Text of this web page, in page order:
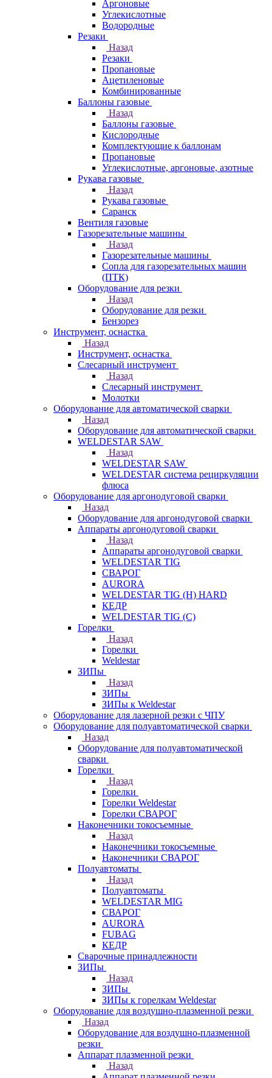
Аргоновые
Углекислотные
Водородные
Резаки
Назад
Резаки
Пропановые
Ацетиленовые
Комбинированные
Баллоны газовые
Назад
Баллоны газовые
Кислородные
Комплектующие к баллонам
Пропановые
Углекислотные, аргоновые, азотные
Рукава газовые
Назад
Рукава газовые
Саранск
Вентиля газовые
Газорезательные машины
Назад
Газорезательные машины
Сопла для газорезательных машин
(ПТК)
Оборудование для резки
Назад
Оборудование для резки
Бензорез
Инструмент, оснастка
Назад
Инструмент, оснастка
Слесарный инструмент
Назад
Слесарный инструмент
Молотки
Оборудование для автоматической сварки
Назад
Оборудование для автоматической сварки
WELDESTAR SAW
Назад
WELDESTAR SAW
WELDESTAR система рециркуляции
флюса
Оборудование для аргонодуговой сварки
Назад
Оборудование для аргонодуговой сварки
Аппараты аргонодуговой сварки
Назад
Аппараты аргонодуговой сварки
WELDESTAR TIG
СВАРОГ
AURORA
WELDESTAR TIG (H) HARD
КЕДР
WELDESTAR TIG (С)
Горелки
Назад
Горелки
Weldestar
ЗИПы
Назад
ЗИПы
ЗИПы к Weldestar
Оборудование для лазерной резки с ЧПУ
Оборудование для полуавтоматической сварки
Назад
Оборудование для полуавтоматической
сварки
Горелки
Назад
Горелки
Горелки Weldestar
Горелки СВАРОГ
Наконечники токосъемные
Назад
Наконечники токосъемные
Наконечники СВАРОГ
Полуавтоматы
Назад
Полуавтоматы
WELDESTAR MIG
СВАРОГ
AURORA
FUBAG
КЕДР
Сварочные принадлежности
ЗИПы
Назад
ЗИПы
ЗИПы к горелкам Weldestar
Оборудование для воздушно-плазменной резки
Назад
Оборудование для воздушно-плазменной
резки
Аппарат плазменной резки
Назад